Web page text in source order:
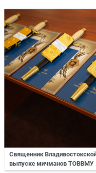
Священник
выпуске мичманов ТОВВМУ